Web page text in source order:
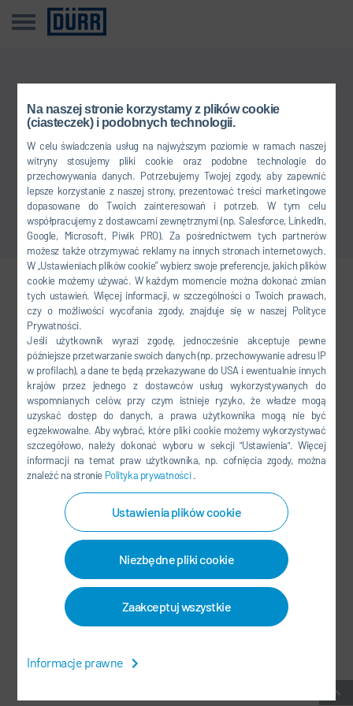
Na naszej stronie korzystamy z plików cookie
(ciasteczek) i podobnych technologii.
W celu świadczenia usług na najwyższym poziomie w ramach naszej
witryny stosujemy pliki cookie oraz podobne technologie do
przechowywania danych. Potrzebujemy Twojej zgody, aby zapewnić
lepsze korzystanie z naszej strony, prezentować treści marketingowe
dopasowane do Twoich zainteresowań i potrzeb. W tym celu
współpracujemy z dostawcami zewnętrznymi (np. Salesforce, LinkedIn,
Google, Microsoft, Piwik PRO). Za pośrednictwem tych partnerów
możesz także otrzymywać reklamy na innych stronach internetowych.
W „Ustawieniach plików cookie” wybierz swoje preferencje, jakich plików
cookie możemy używać. W każdym momencie można dokonać zmian
tych ustawień. Więcej informacji, w szczególności o Twoich prawach,
czy o możliwości wycofania zgody, znajduje się w naszej Polityce
Prywatności.
Jeśli użytkownik wyrazi zgodę, jednocześnie akceptuje pewne
późniejsze przetwarzanie swoich danych (np. przechowywanie adresu IP
w profilach), a dane te będą przekazywane do USA i ewentualnie innych
krajów przez jednego z dostawców usług wykorzystywanych do
wspomnianych celów, przy czym istnieje ryzyko, że władze mogą
uzyskać dostęp do danych, a prawa użytkownika mogą nie być
egzekwowalne. Aby wybrać, które pliki cookie możemy wykorzystywać
szczegółowo, należy dokonać wyboru w sekcji "Ustawienia". Więcej
informacji na temat praw użytkownika, np. cofnięcia zgody, można
znaleźć na stronie Polityka prywatności.
Ustawienia plików cookie
Niezbędne pliki cookie
Zaakceptuj wszystkie
Informacje prawne
Powrót do przeglądu
Dołącz do nas
FACEBOOK
YOUTUBE
LINKEDIN
INSTAGRAM
MEDIA SPOŁECZNOŚCIOWE
NEWSLETTER
KONTAKT / LOKALIZACJE
USTAWIENIA PLIKÓW COOKIES